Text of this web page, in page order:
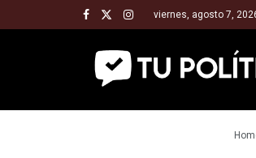
viernes, agosto 7,